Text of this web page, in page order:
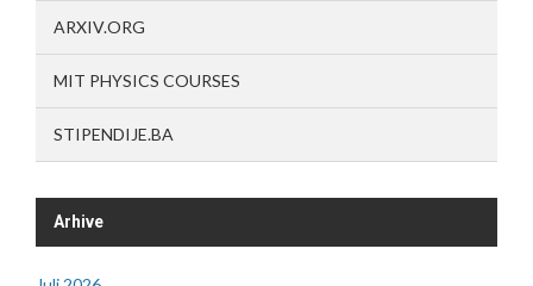
ARXIV.ORG
MIT PHYSICS COURSES
STIPENDIJE.BA
Arhive